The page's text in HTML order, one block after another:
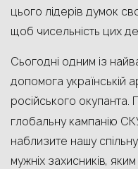
цього лідерів думок
щоб чисельність цих
Сьогодні одним із
допомога українській
російського окупанта.
глобальну кампанію
наблизите нашу
мужніх захисників,